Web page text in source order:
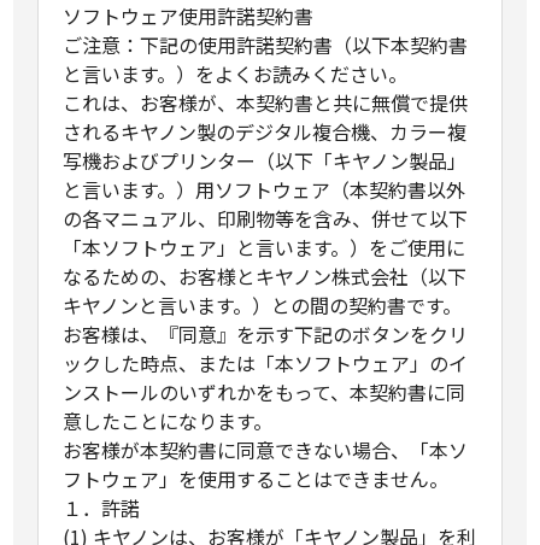
ソフトウェア使用許諾契約書
ご注意：下記の使用許諾契約書（以下本契約書
と言います。）をよくお読みください。
これは、お客様が、本契約書と共に無償で提供
されるキヤノン製のデジタル複合機、カラー複
写機およびプリンター（以下「キヤノン製品」
と言います。）用ソフトウェア（本契約書以外
の各マニュアル、印刷物等を含み、併せて以下
「本ソフトウェア」と言います。）をご使用に
なるための、お客様とキヤノン株式会社（以下
キヤノンと言います。）との間の契約書です。
お客様は、『同意』を示す下記のボタンをクリ
ックした時点、または「本ソフトウェア」のイ
ンストールのいずれかをもって、本契約書に同
意したことになります。
お客様が本契約書に同意できない場合、「本ソ
フトウェア」を使用することはできません。
１．許諾
(1) キヤノンは、お客様が「キヤノン製品」を利